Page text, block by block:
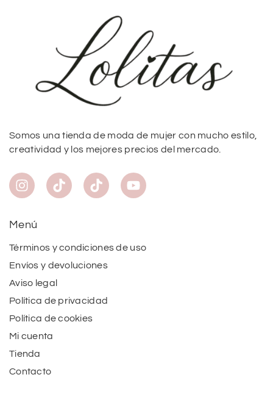
Somos una tienda de moda de mujer con mucho estilo,
creatividad y los mejores precios del mercado.
Menú
Términos y condiciones de uso
Envíos y devoluciones
Aviso legal
Política de privacidad
Política de cookies
Mi cuenta
Tienda
Contacto